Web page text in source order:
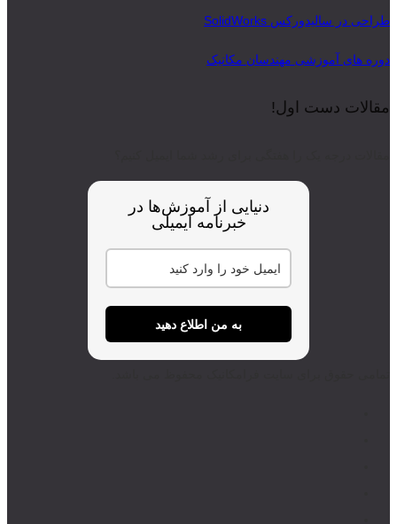
طراحی در سالیدورکس SolidWorks
دوره های آموزشی مهندسان مکانیک
مقالات دست اول!
دنیایی از آموزش‌ها در
خبرنامه ایمیلی
به من اطلاع دهید